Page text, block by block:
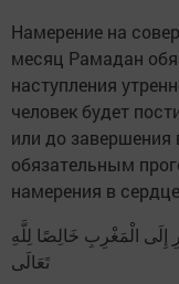
Намерение на
месяц Рамадан
наступления
человек будет
или до завершения
обязательным
намерения в
الْمَغْرِبِ خَالِصًا لِلَّهِ
تَعَالَى